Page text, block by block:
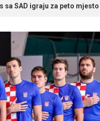
sa SAD igraju za peto mjesto